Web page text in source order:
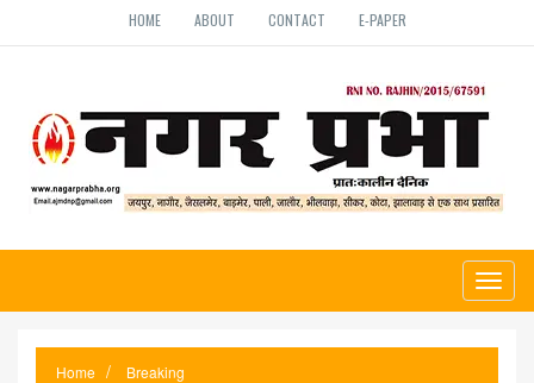
HOME ABOUT CONTACT E-PAPER
Home Breaking